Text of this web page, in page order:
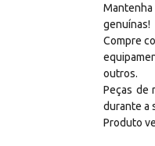
genuínas!
Compre
outros.
Peças de
durante a
Produto